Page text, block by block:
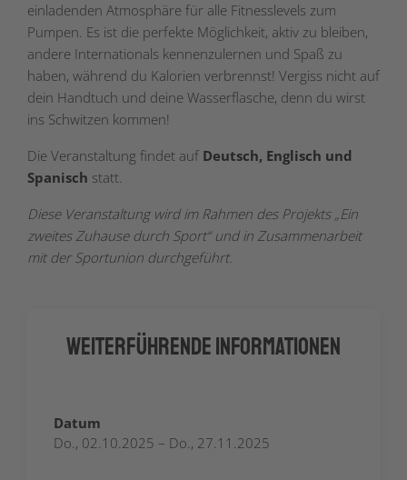
einladenden Atmosphäre für alle Fitnesslevels zum
Pumpen. Es ist die perfekte Möglichkeit, aktiv zu bleiben,
andere Internationals kennenzulernen und Spaß zu
haben, während du Kalorien verbrennst! Vergiss nicht auf
dein Handtuch und deine Wasserflasche, denn du wirst
ins Schwitzen kommen!
Die Veranstaltung findet auf Deutsch, Englisch und
Spanisch statt.
Diese Veranstaltung wird im Rahmen des Projekts „Ein
zweites Zuhause durch Sport“ und in Zusammenarbeit
mit der Sportunion durchgeführt.
Weiterführende Informationen
Datum
Do., 02.10.2025 – Do., 27.11.2025